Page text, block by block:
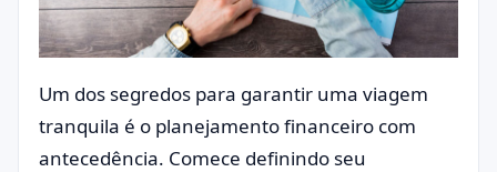
Um dos segredos para garantir uma viagem
tranquila é o planejamento financeiro com
antecedência. Comece definindo seu